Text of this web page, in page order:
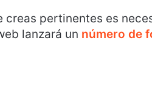
creas pertinentes es
lanzará un número de